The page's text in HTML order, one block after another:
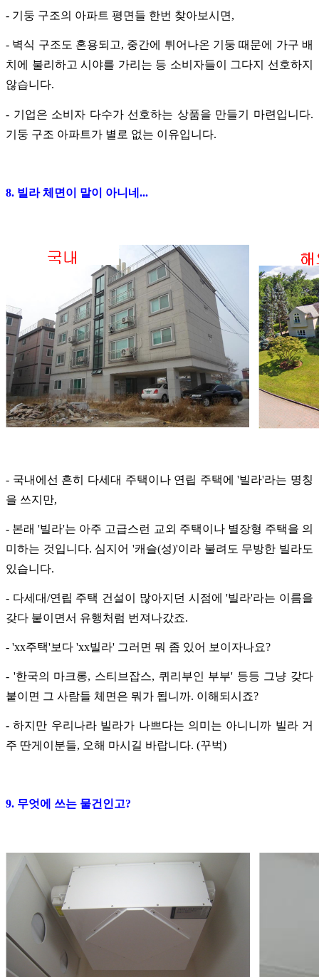
- 기둥 구조의 아파트 평면들 한번 찾아보시면,
- 벽식 구조도 혼용되고, 중간에 튀어나온 기둥 때문에 가구 배
치에 불리하고 시야를 가리는 등 소비자들이 그다지 선호하지
않습니다.
- 기업은 소비자 다수가 선호하는 상품을 만들기 마련입니다.
기둥 구조 아파트가 별로 없는 이유입니다.
8. 빌라 체면이 말이 아니네...
- 국내에선 흔히 다세대 주택이나 연립 주택에 '빌라'라는 명칭
을 쓰지만,
- 본래 '빌라'는 아주 고급스런 교외 주택이나 별장형 주택을 의
미하는 것입니다. 심지어 '캐슬(성)'이라 불려도 무방한 빌라도
있습니다.
- 다세대/연립 주택 건설이 많아지던 시점에 '빌라'라는 이름을
갖다 붙이면서 유행처럼 번져나갔죠.
- 'xx주택'보다 'xx빌라' 그러면 뭐 좀 있어 보이자나요?
- '한국의 마크롱, 스티브잡스, 퀴리부인 부부' 등등 그냥 갖다
붙이면 그 사람들 체면은 뭐가 됩니까. 이해되시죠?
- 하지만 우리나라 빌라가 나쁘다는 의미는 아니니까 빌라 거
주 딴게이분들, 오해 마시길 바랍니다. (꾸벅)
9. 무엇에 쓰는 물건인고?